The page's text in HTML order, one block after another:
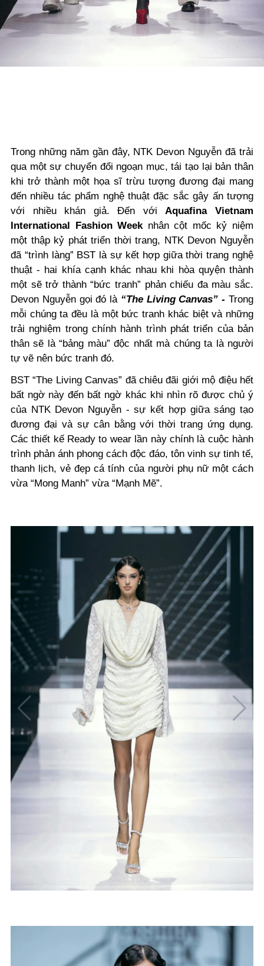
Trong những năm gần đây, NTK Devon Nguyễn đã trải
qua một sự chuyển đổi ngoạn mục, tái tạo lại bản thân
khi trở thành một họa sĩ trừu tượng đương đại mang
đến nhiều tác phẩm nghệ thuật đặc sắc gây ấn tượng
với nhiều khán giả. Đến vớiAquafina Vietnam
International Fashion Weeknhân cột mốc kỷ niệm
một thập kỷ phát triển thời trang, NTK Devon Nguyễn
đã “trình làng” BST là sự kết hợp giữa thời trang nghệ
thuật - hai khía cạnh khác nhau khi hòa quyện thành
một sẽ trở thành “bức tranh” phản chiếu đa màu sắc.
Devon Nguyễn gọi đó là “The Living Canvas” -Trong
mỗi chúng ta đều là một bức tranh khác biệt và những
trải nghiệm trong chính hành trình phát triển của bản
thân sẽ là “bảng màu” độc nhất mà chúng ta là người
tự vẽ nên bức tranh đó.
BST “The Living Canvas” đã chiêu đãi giới mộ điệu hết
bất ngờ này đến bất ngờ khác khi nhìn rõ được chủ ý
của NTK Devon Nguyễn - sự kết hợp giữa sáng tạo
đương đại và sự cân bằng với thời trang ứng dụng.
Các thiết kế Ready to wear lần này chính là cuộc hành
trình phản ánh phong cách độc đáo, tôn vinh sự tinh tế,
thanh lịch, vẻ đẹp cá tính của người phụ nữ một cách
vừa “Mong Manh” vừa “Mạnh Mẽ”.